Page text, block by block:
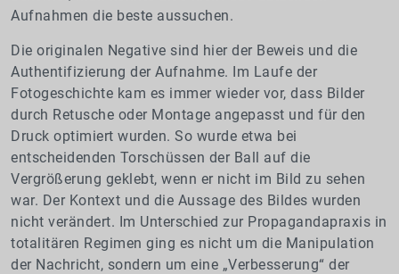
Aufnahmen die beste aussuchen.
Die originalen Negative sind hier der Beweis und die
Authentifizierung der Aufnahme. Im Laufe der
Fotogeschichte kam es immer wieder vor, dass Bilder
durch Retusche oder Montage angepasst und für den
Druck optimiert wurden. So wurde etwa bei
entscheidenden Torschüssen der Ball auf die
Vergrößerung geklebt, wenn er nicht im Bild zu sehen
war. Der Kontext und die Aussage des Bildes wurden
nicht verändert. Im Unterschied zur Propagandapraxis in
totalitären Regimen ging es nicht um die Manipulation
der Nachricht, sondern um eine „Verbesserung“ der